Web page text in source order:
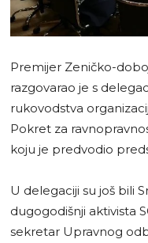
Premijer Zeničko-
razgovarao je s
rukovodstva
Pokret za
koju je predvodio
U delegaciji su još bili
dugogodišnji aktivista
sekretar Upravnog